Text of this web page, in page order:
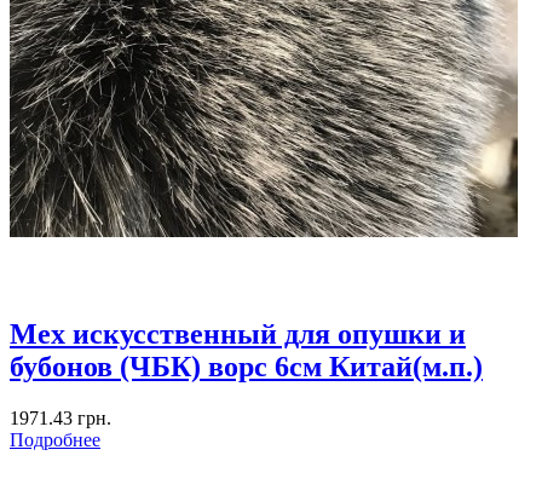
Мех искусственный для опушки и
бубонов (ЧБК) ворс 6см Китай(м.п.)
1971.43 грн.
Подробнее